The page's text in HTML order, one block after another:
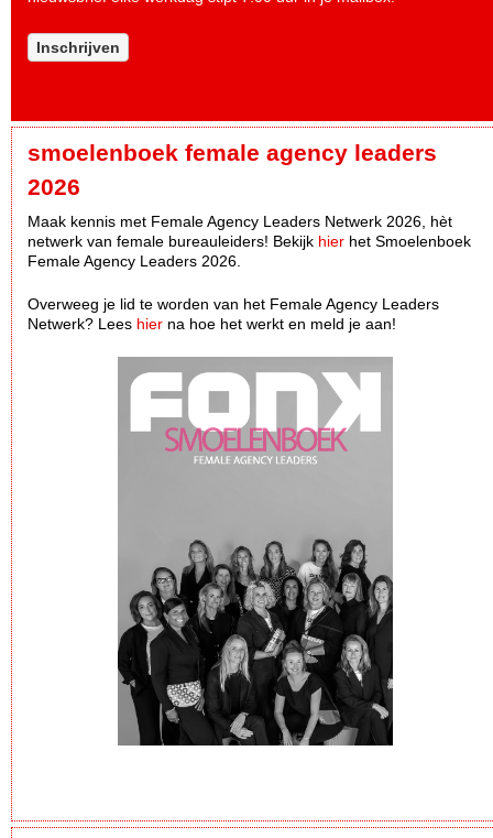
Inschrijven
smoelenboek female agency leaders
2026
Maak kennis met Female Agency Leaders Netwerk 2026, hèt
netwerk van female bureauleiders! Bekijk hier het Smoelenboek
Female Agency Leaders 2026.
Overweeg je lid te worden van het Female Agency Leaders
Netwerk? Lees hier na hoe het werkt en meld je aan!